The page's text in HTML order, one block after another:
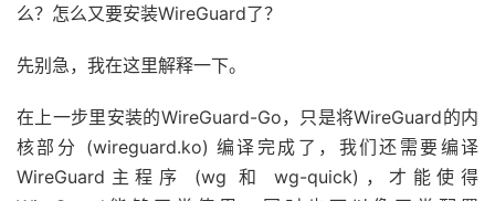
么？怎么又要安装WireGuard了？
先别急，我在这里解释一下。
在上一步里安装的WireGuard-Go，只是将WireGuard的内
核部分 (wireguard.ko) 编译完成了，我们还需要编译
WireGuard主程序 (wg 和 wg-quick)，才能使得